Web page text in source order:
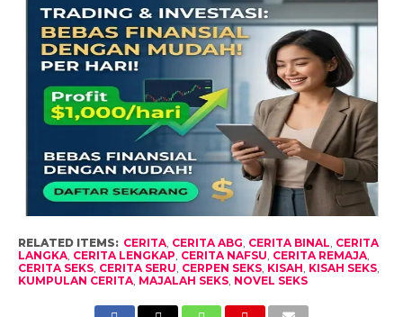
RELATED ITEMS: CERITA, CERITA ABG, CERITA BINAL, CERITA
LANGKA, CERITA LENGKAP, CERITA NAFSU, CERITA REMAJA,
CERITA SEKS, CERITA SERU, CERPEN SEKS, KISAH, KISAH SEKS,
KUMPULAN CERITA, MAJALAH SEKS, NOVEL SEKS